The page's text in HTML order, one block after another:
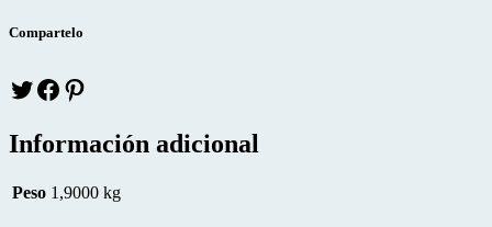
Compartelo
Twitterfacebook
Información adicional
Peso 1,9000 kg